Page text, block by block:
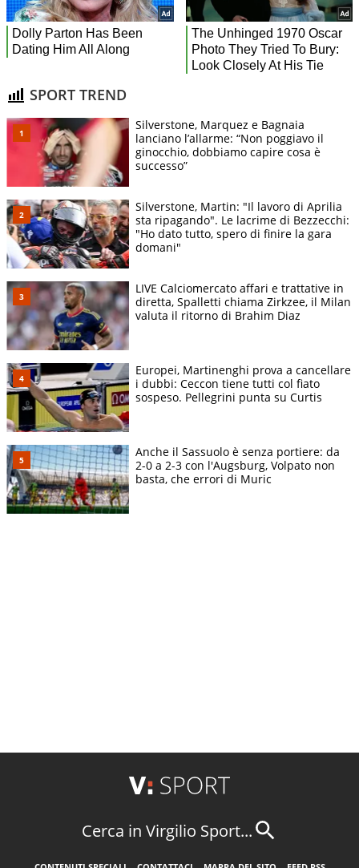
SPORT TREND
Silverstone, Marquez e Bagnaia
lanciano l’allarme: “Non poggiavo il
ginocchio, dobbiamo capire cosa è
successo”
Silverstone, Martin: "Il lavoro di Aprilia
sta ripagando". Le lacrime di Bezzecchi:
"Ho dato tutto, spero di finire la gara
domani"
LIVE Calciomercato affari e trattative in
diretta, Spalletti chiama Zirkzee, il Milan
valuta il ritorno di Brahim Diaz
Europei, Martinenghi prova a cancellare
i dubbi: Ceccon tiene tutti col fiato
sospeso. Pellegrini punta su Curtis
Anche il Sassuolo è senza portiere: da
2-0 a 2-3 con l'Augsburg, Volpato non
basta, che errori di Muric
Cerca in Virgilio Sport...